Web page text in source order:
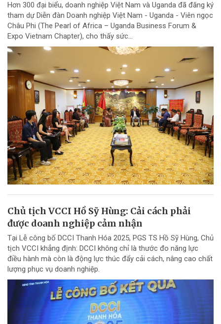
Hơn 300 đại biểu, doanh nghiệp Việt Nam và Uganda đã đăng ký
tham dự Diễn đàn Doanh nghiệp Việt Nam - Uganda - Viên ngọc
Châu Phi (The Pearl of Africa – Uganda Business Forum &
Expo Vietnam Chapter), cho thấy sức...
Chủ tịch VCCI Hồ Sỹ Hùng: Cải cách phải
được doanh nghiệp cảm nhận
Tại Lễ công bố DCCI Thanh Hóa 2025, PGS TS Hồ Sỹ Hùng, Chủ
tịch VCCI khẳng định: DCCI không chỉ là thước đo năng lực
điều hành mà còn là động lực thúc đẩy cải cách, nâng cao chất
lượng phục vụ doanh nghiệp.